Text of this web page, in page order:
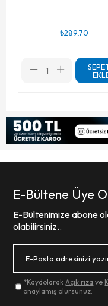
₺289,70
E-Bültene Üye
E-Bültenimize abone
olabilirsiniz..
*KaydolarakAçık rıza ve
onaylamış olursunuz.